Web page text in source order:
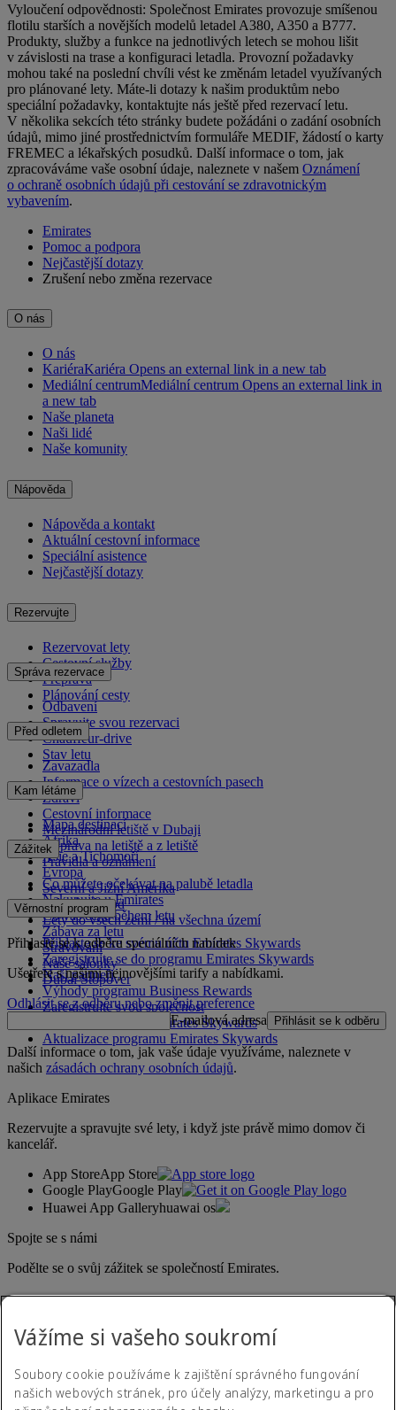
Vyloučení odpovědnosti: Společnost Emirates provozuje smíšenou
flotilu starších a novějších modelů letadel A380, A350 a B777.
Produkty, služby a funkce na jednotlivých letech se mohou lišit
v závislosti na trase a konfiguraci letadla. Provozní požadavky
mohou také na poslední chvíli vést ke změnám letadel využívaných
pro plánované lety. Máte-li dotazy k našim produktům nebo
speciální požadavky, kontaktujte nás ještě před rezervací letu.
V několika sekcích této stránky budete požádáni o zadání osobních
údajů, mimo jiné prostřednictvím formuláře MEDIF, žádostí o karty
FREMEC a lékařských posudků. Další informace o tom, jak
zpracováváme vaše osobní údaje, naleznete v našem Oznámení
o ochraně osobních údajů při cestování se zdravotnickým
vybavením.
Emirates
Pomoc a podpora
Nejčastější dotazy
Zrušení nebo změna rezervace
O nás
O nás
KariéraKariéra Opens an external link in a new tab
Mediální centrumMediální centrum Opens an external link in
a new tab
Naše planeta
Naši lidé
Naše komunity
Nápověda
Nápověda a kontakt
Aktuální cestovní informace
Speciální asistence
Nejčastější dotazy
Rezervujte
Rezervovat lety
Cestovní služby
Přeprava
Plánování cesty
Správa rezervace
Odbavení
Spravujte svou rezervaci
Chauffeur-drive
Stav letu
Před odletem
Zavazadla
Informace o vízech a cestovních pasech
Zdraví
Cestovní informace
Mezinárodní letiště v Dubaji
Doprava na letiště a z letiště
Pravidla a oznámení
Kam létáme
Mapa destinací
Afrika
Asie a Tichomoří
Evropa
Severní a Jižní Amerika
Blízký východ
Lety do všech zemí / na všechna území
Zážitek
Co můžete očekávat na palubě letadla
Nakupujte u Emirates
Co vás čeká během letu
Zábava za letu
Stravování
Naše salónky
Dubai Stopover
Věrnostní program
Přihlaste se ke svému účtu Emirates Skywards
Zaregistrujte se do programu Emirates Skywards
Naši partneři
Výhody programu Business Rewards
Zaregistrujte svou společnost
Pravidla programu Emirates Skywards
Aktualizace programu Emirates Skywards
Přihlaste se k odběru speciálních nabídek
Ušetřete s našimi nejnovějšími tarify a nabídkami.
Odhlásit se z odběru nebo změnit preference
E-mailová adresa
Přihlásit se k odběru
Další informace o tom, jak vaše údaje využíváme, naleznete v
našich zásadách ochrany osobních údajů.
Aplikace Emirates
Rezervujte a spravujte své lety, i když jste právě mimo domov či
kancelář.
App StoreApp Store
Google PlayGoogle Play
Huawei App Galleryhuawai os
Spojte se s námi
Podělte se o svůj zážitek se společností Emirates.
Vážíme si vašeho soukromí
Soubory cookie používáme k zajištění správného fungování
našich webových stránek, pro účely analýzy, marketingu a pro